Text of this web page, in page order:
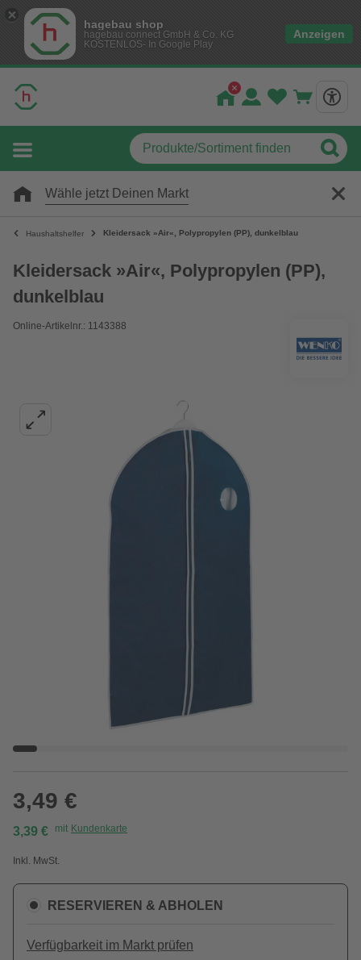
hagebau shop
hagebau connect GmbH & Co. KG
KOSTENLOS- In Google Play
Anzeigen
Wähle jetzt Deinen Markt
Haushaltshelfer Kleidersack »Air«, Polypropylen (PP), dunkelblau
Kleidersack »Air«, Polypropylen (PP),
dunkelblau
Online-Artikelnr.: 1143388
3,49 €
3,39 € mit Kundenkarte
Inkl. MwSt.
RESERVIEREN & ABHOLEN
Verfügbarkeit im Markt prüfen